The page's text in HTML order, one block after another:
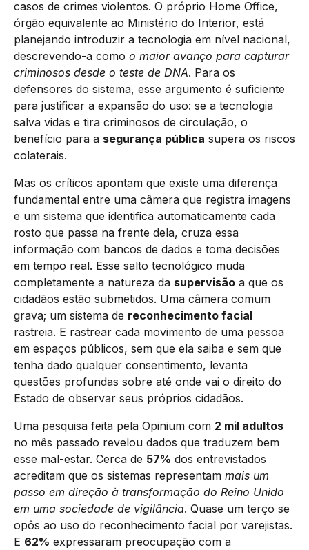
casos de crimes violentos. O próprio Home Office,
órgão equivalente ao Ministério do Interior, está
planejando introduzir a tecnologia em nível nacional,
descrevendo-a como o maior avanço para capturar
criminosos desde o teste de DNA. Para os
defensores do sistema, esse argumento é suficiente
para justificar a expansão do uso: se a tecnologia
salva vidas e tira criminosos de circulação, o
benefício para a segurança pública supera os riscos
colaterais.
Mas os críticos apontam que existe uma diferença
fundamental entre uma câmera que registra imagens
e um sistema que identifica automaticamente cada
rosto que passa na frente dela, cruza essa
informação com bancos de dados e toma decisões
em tempo real. Esse salto tecnológico muda
completamente a natureza da supervisão a que os
cidadãos estão submetidos. Uma câmera comum
grava; um sistema de reconhecimento facial
rastreia. E rastrear cada movimento de uma pessoa
em espaços públicos, sem que ela saiba e sem que
tenha dado qualquer consentimento, levanta
questões profundas sobre até onde vai o direito do
Estado de observar seus próprios cidadãos.
Uma pesquisa feita pela Opinium com 2 mil adultos
no mês passado revelou dados que traduzem bem
esse mal-estar. Cerca de 57% dos entrevistados
acreditam que os sistemas representam mais um
passo em direção à transformação do Reino Unido
em uma sociedade de vigilância. Quase um terço se
opôs ao uso do reconhecimento facial por varejistas.
E 62% expressaram preocupação com a